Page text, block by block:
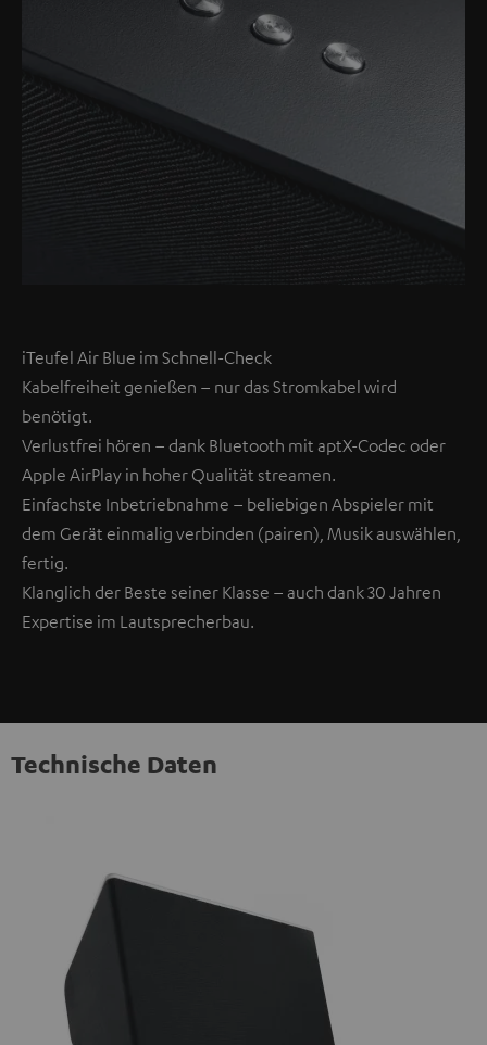
iTeufel Air Blue im Schnell-Check
Kabelfreiheit genießen – nur das Stromkabel wird
benötigt.
Verlustfrei hören – dank Bluetooth mit aptX-Codec oder
Apple AirPlay in hoher Qualität streamen.
Einfachste Inbetriebnahme – beliebigen Abspieler mit
dem Gerät einmalig verbinden (pairen), Musik auswählen,
fertig.
Klanglich der Beste seiner Klasse – auch dank 30 Jahren
Expertise im Lautsprecherbau.
Technische Daten